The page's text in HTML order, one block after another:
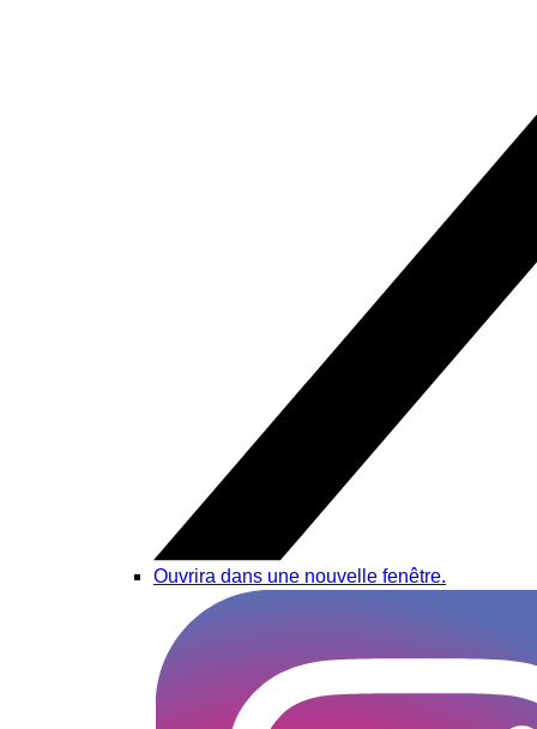
Ouvrira dans une nouvelle fenêtre.